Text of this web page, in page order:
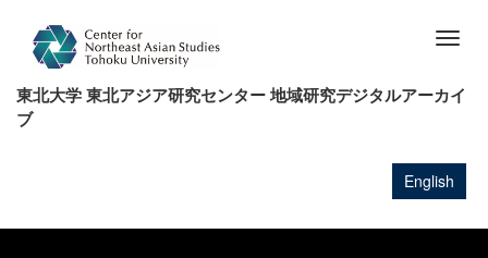
コ
ン
移
東北大学 東北アジア研究センター 地域研究デジタルアーカイ
ブ
English